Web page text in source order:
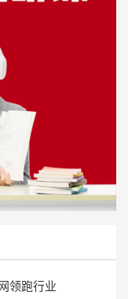
领跑行业